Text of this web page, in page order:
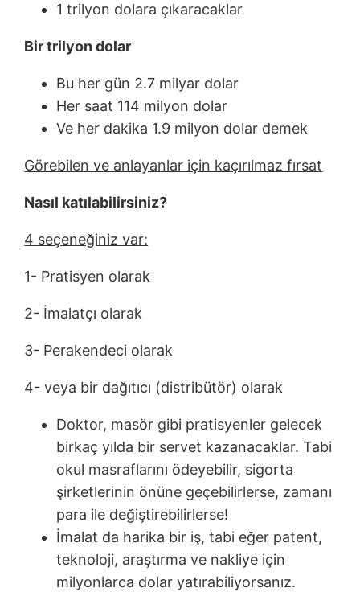
1 trilyon dolara çıkaracaklar
Bir trilyon dolar
Bu her gün 2.7 milyar dolar
Her saat 114 milyon dolar
Ve her dakika 1.9 milyon dolar demek
Görebilen ve anlayanlar için kaçırılmaz fırsat
Nasıl katılabilirsiniz?
4 seçeneğiniz var:
1- Pratisyen olarak
2- İmalatçı olarak
3- Perakendeci olarak
4- veya bir dağıtıcı (distribütör) olarak
Doktor, masör gibi pratisyenler gelecek
birkaç yılda bir servet kazanacaklar. Tabi
okul masraflarını ödeyebilir, sigorta
şirketlerinin önüne geçebilirlerse, zamanı
para ile değiştirebilirlerse!
İmalat da harika bir iş, tabi eğer patent,
teknoloji, araştırma ve nakliye için
milyonlarca dolar yatırabiliyorsanız.